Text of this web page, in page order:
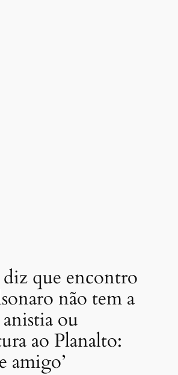
que encontro
não tem a
ou
ao Planalto:
amigo’